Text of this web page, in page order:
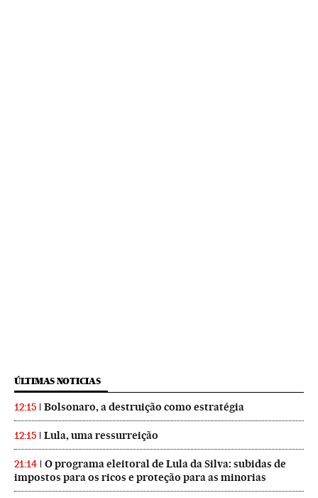
ÚLTIMAS NOTICIAS
12:15 Bolsonaro, a destruição como estratégia
12:15 Lula, uma ressurreição
21:14
O programa eleitoral de Lula da Silva: subidas de
impostos para os ricos e proteção para as minorias